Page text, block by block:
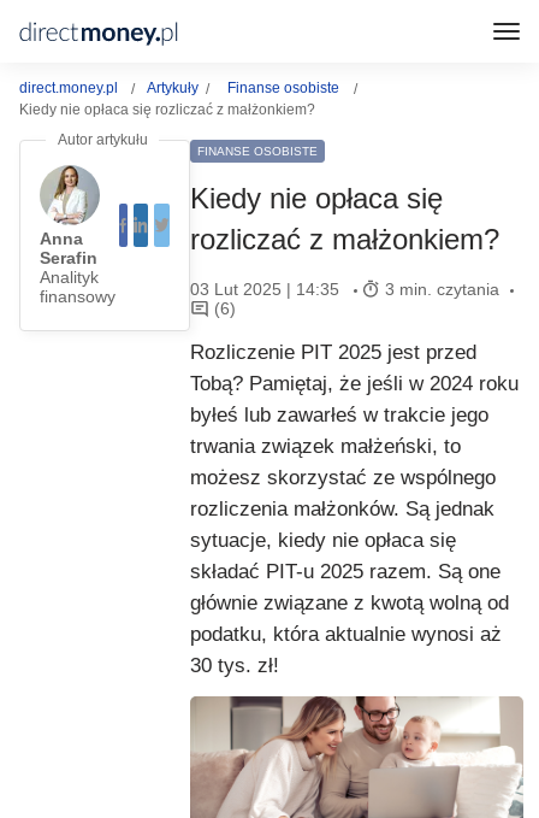
direct.money.pl Artykuły
Finanse osobiste
Kiedy nie opłaca się rozliczać z małżonkiem?
Anna
Serafin
Analityk
finansowy
FINANSE OSOBISTE
Kiedy nie opłaca się
rozliczać z małżonkiem?
03 Lut 2025 | 14:35
3 min. czytania
(6)
Rozliczenie PIT 2025 jest przed
Tobą? Pamiętaj, że jeśli w 2024 roku
byłeś lub zawarłeś w trakcie jego
trwania związek małżeński, to
możesz skorzystać ze wspólnego
rozliczenia małżonków. Są jednak
sytuacje, kiedy nie opłaca się
składać PIT-u 2025 razem. Są one
głównie związane z kwotą wolną od
podatku, która aktualnie wynosi aż
30 tys. zł!